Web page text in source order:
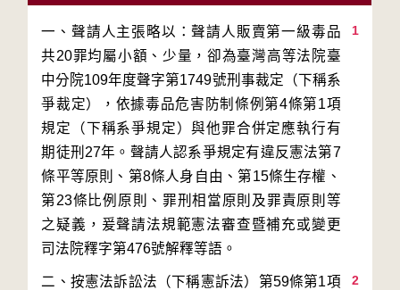
1
一、聲請人主張略以：聲請人販賣第一級毒品
共20罪均屬小額、少量，卻為臺灣高等法院臺
中分院109年度聲字第1749號刑事裁定（下稱系
爭裁定），依據毒品危害防制條例第4條第1項
規定（下稱系爭規定）與他罪合併定應執行有
期徒刑27年。聲請人認系爭規定有違反憲法第7
條平等原則、第8條人身自由、第15條生存權、
第23條比例原則、罪刑相當原則及罪責原則等
之疑義，爰聲請法規範憲法審查暨補充或變更
2
二、按憲法訴訟法（下稱憲訴法）第59條第1項